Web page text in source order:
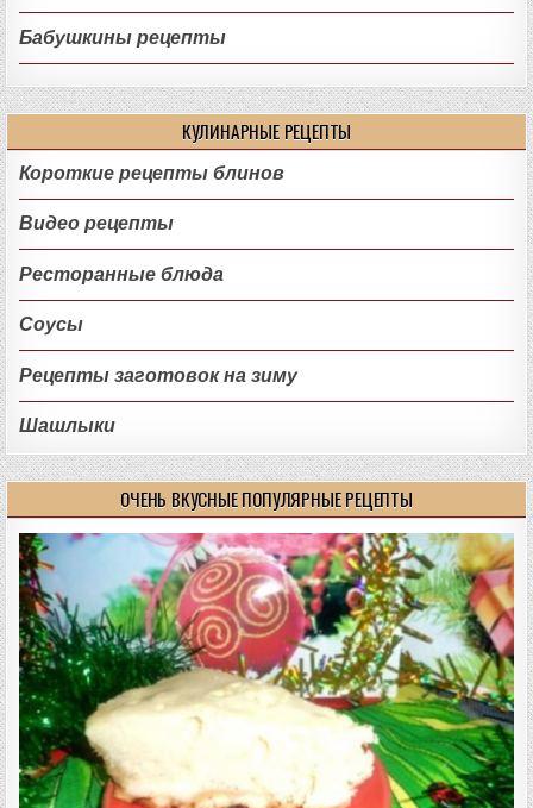
Бабушкины рецепты
КУЛИНАРНЫЕ РЕЦЕПТЫ
Короткие рецепты блинов
Видео рецепты
Ресторанные блюда
Соусы
Рецепты заготовок на зиму
Шашлыки
ОЧЕНЬ ВКУСНЫЕ ПОПУЛЯРНЫЕ РЕЦЕПТЫ